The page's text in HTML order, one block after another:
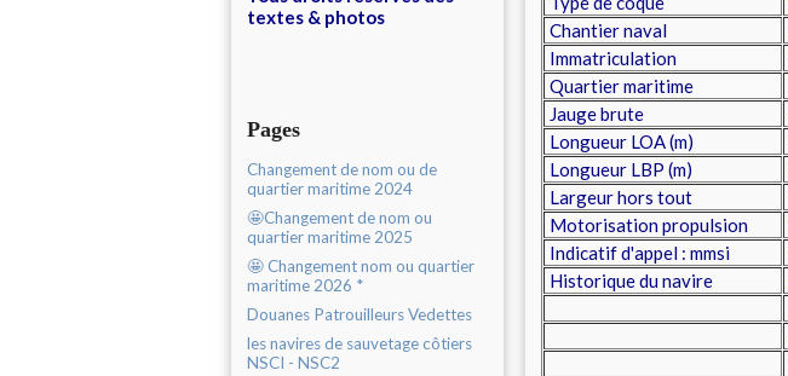
textes & photos
Pages
Changement de nom ou de
quartier maritime 2024
🤩Changement de nom ou
quartier maritime 2025
🤩 Changement nom ou quartier
maritime 2026 *
Douanes Patrouilleurs Vedettes
les navires de sauvetage côtiers
NSCI - NSC2
Chantier naval
Immatriculation
Quartier maritime
Jauge brute
Longueur LOA (m)
Longueur LBP (m)
Largeur hors tout
Motorisation propulsion
Indicatif d'appel : mmsi
Historique du navire